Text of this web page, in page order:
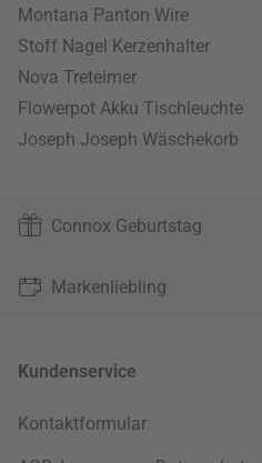
Montana Panton Wire
Stoff Nagel Kerzenhalter
Nova Treteimer
Flowerpot Akku Tischleuchte
Joseph Joseph Wäschekorb
Connox Geburtstag
Markenliebling
Kundenservice
Kontaktformular